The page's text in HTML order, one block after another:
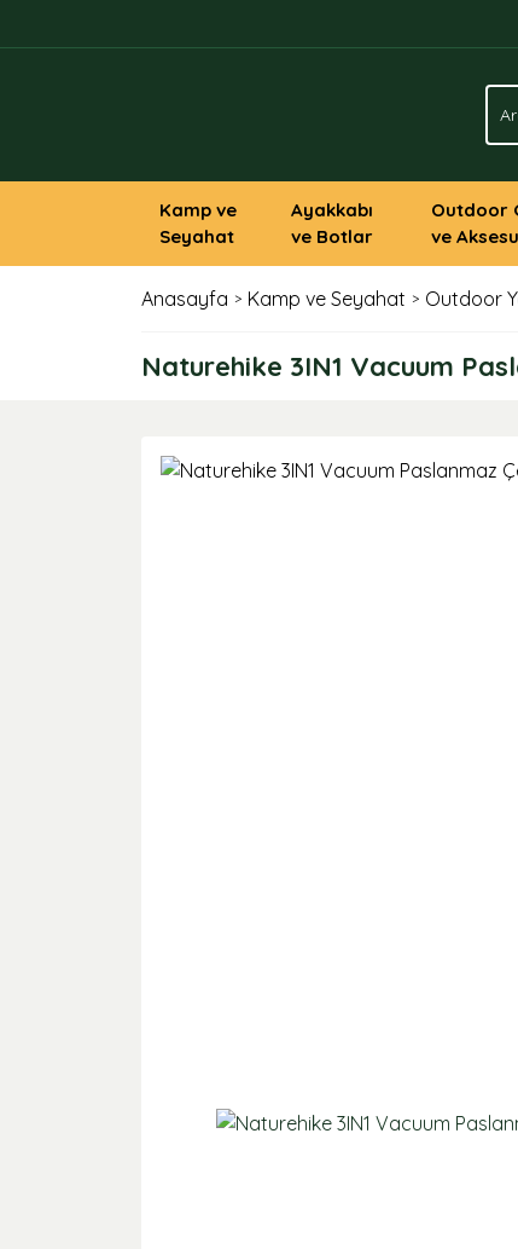
Kamp ve
Seyahat
Ayakkabı
ve Botlar
Outdoor
ve
Anasayfa Kamp ve Seyahat Outdoor
Naturehike 3IN1 Vacuum